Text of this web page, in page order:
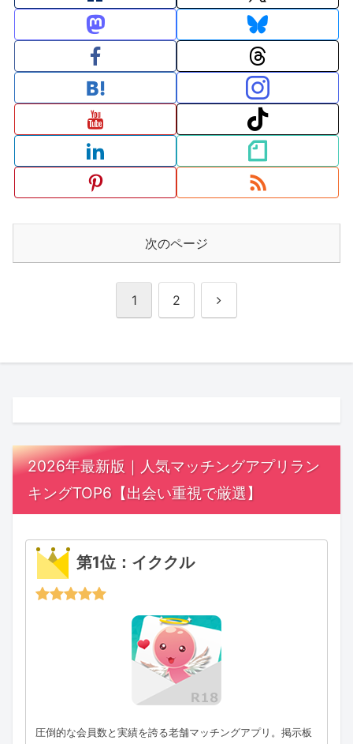
次のページ
1 2 次
2026年最新版｜人気マッチングアプリラン
キングTOP6【出会い重視で厳選】
第1位：イククル
圧倒的な会員数と実績を誇る老舗マッチングアプリ。掲示板